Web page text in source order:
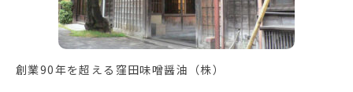
創業90年を超える窪田味噌醤油（株）